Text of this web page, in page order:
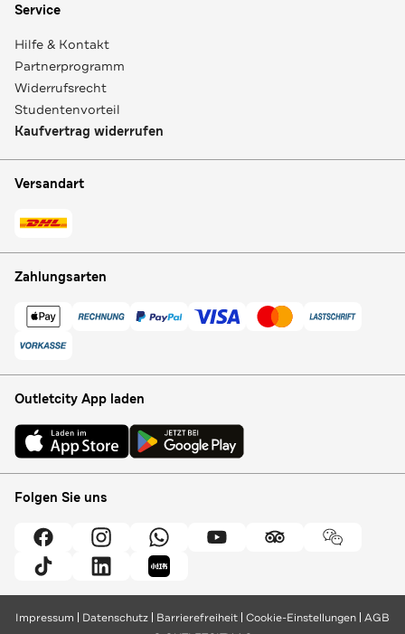
Service
Hilfe & Kontakt
Partnerprogramm
Widerrufsrecht
Studentenvorteil
Kaufvertrag widerrufen
Versandart
Zahlungsarten
Outletcity App laden
Folgen Sie uns
Impressum Datenschutz Barrierefreiheit Cookie-Einstellungen AGB